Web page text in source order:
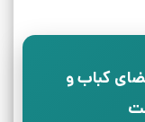
کباب و